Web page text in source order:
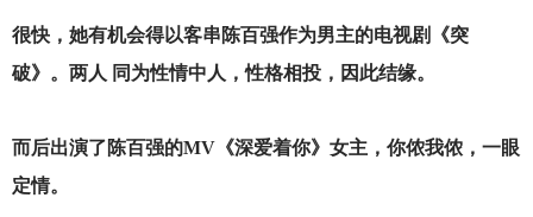
很快，她有机会得以客串陈百强作为男主的电视剧《突
破》。两人 同为性情中人，性格相投，因此结缘。
而后出演了陈百强的MV《深爱着你》女主，你侬我侬，一眼
定情。